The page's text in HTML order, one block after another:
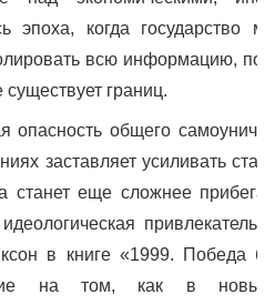
эпоха, когда государство
всю информацию,
границ.
опасность общего
заставляет усиливать
станет еще сложнее
в книге «1999. Победа
на том, как в